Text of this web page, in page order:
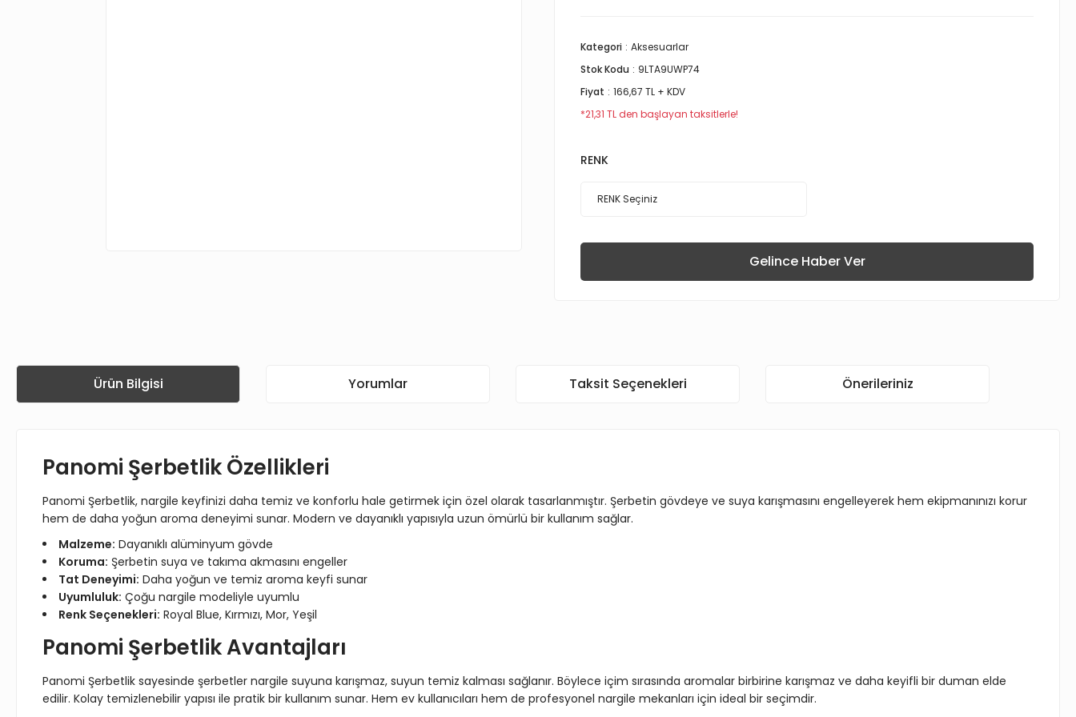
Kategori
Aksesuarlar
Stok Kodu
9LTA9UWP74
Fiyat
166,67 TL + KDV
*21,31 TL den başlayan taksitlerle!
RENK
Gelince Haber Ver
Ürün Bilgisi Yorumlar Taksit Seçenekleri Önerileriniz
Panomi Şerbetlik Özellikleri
Panomi Şerbetlik, nargile keyfinizi daha temiz ve konforlu hale getirmek için özel olarak tasarlanmıştır. Şerbetin gövdeye ve suya karışmasını engelleyerek hem ekipmanınızı korur
hem de daha yoğun aroma deneyimi sunar. Modern ve dayanıklı yapısıyla uzun ömürlü bir kullanım sağlar.
Malzeme: Dayanıklı alüminyum gövde
Koruma: Şerbetin suya ve takıma akmasını engeller
Tat Deneyimi: Daha yoğun ve temiz aroma keyfi sunar
Uyumluluk: Çoğu nargile modeliyle uyumlu
Renk Seçenekleri: Royal Blue, Kırmızı, Mor, Yeşil
Panomi Şerbetlik Avantajları
Panomi Şerbetlik sayesinde şerbetler nargile suyuna karışmaz, suyun temiz kalması sağlanır. Böylece içim sırasında aromalar birbirine karışmaz ve daha keyifli bir duman elde
edilir. Kolay temizlenebilir yapısı ile pratik bir kullanım sunar. Hem ev kullanıcıları hem de profesyonel nargile mekanları için ideal bir seçimdir.